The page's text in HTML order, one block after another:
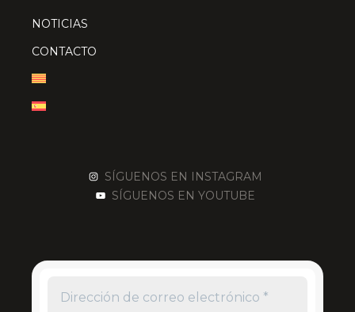
NOTICIAS
CONTACTO
SÍGUENOS EN INSTAGRAM
SÍGUENOS EN YOUTUBE